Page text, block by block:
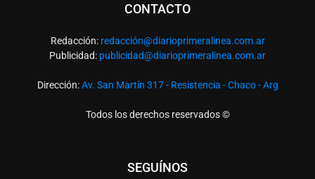
CONTACTO
Redacción: redacción@diarioprimeralinea.com.ar
Publicidad: publicidad@diarioprimeralinea.com.ar
Dirección:Av. San Martín 317 - Resistencia - Chaco - Arg
Todos los derechos reservados ©
SEGUÍNOS